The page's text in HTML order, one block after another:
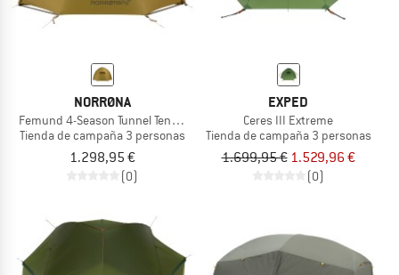
NORRØNA
Femund 4-Season Tunnel Tent 3P
Tienda de campaña 3 personas
1.298,95 €
(0)
EXPED
Ceres III Extreme
Tienda de campaña 3 personas
1.699,95 € 1.529,96 €
(0)